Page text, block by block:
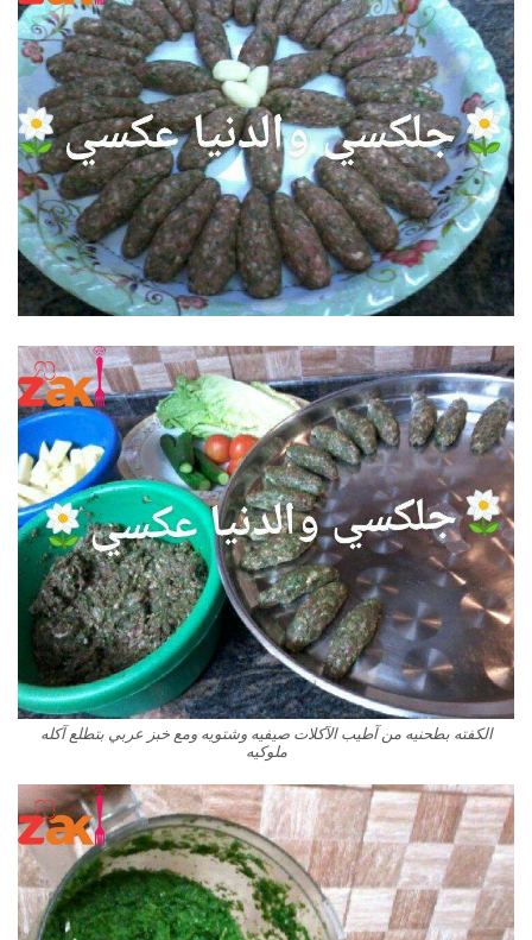
الكفته بطحنيه من آطيب الآكلات صيفيه وشتويه ومع خبز عربي بتطلع آكله
ملوكيه